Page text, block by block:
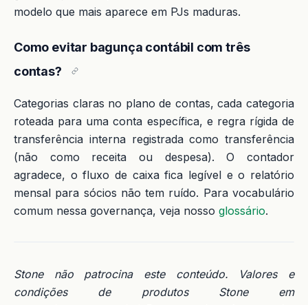
modelo que mais aparece em PJs maduras.
Como evitar bagunça contábil com três
contas?
Categorias claras no plano de contas, cada categoria
roteada para uma conta específica, e regra rígida de
transferência interna registrada como transferência
(não como receita ou despesa). O contador
agradece, o fluxo de caixa fica legível e o relatório
mensal para sócios não tem ruído. Para vocabulário
comum nessa governança, veja nosso glossário.
Stone não patrocina este conteúdo. Valores e
condições de produtos Stone em